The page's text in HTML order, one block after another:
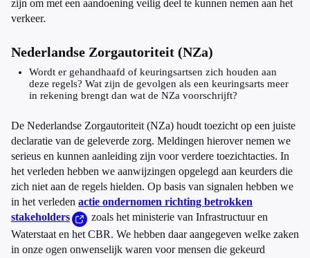
zijn om met een aandoening veilig deel te kunnen nemen aan het
verkeer.
Nederlandse Zorgautoriteit (NZa)
Wordt er gehandhaafd of keuringsartsen zich houden aan
deze regels? Wat zijn de gevolgen als een keuringsarts meer
in rekening brengt dan wat de NZa voorschrijft?
De Nederlandse Zorgautoriteit (NZa) houdt toezicht op een juiste
declaratie van de geleverde zorg. Meldingen hierover nemen we
serieus en kunnen aanleiding zijn voor verdere toezichtacties. In
het verleden hebben we aanwijzingen opgelegd aan keurders die
zich niet aan de regels hielden. Op basis van signalen hebben we
in het verleden actie ondernomen richting betrokken
stakeholders
zoals het ministerie van Infrastructuur en
Waterstaat en het CBR. We hebben daar aangegeven welke zaken
in onze ogen onwenselijk waren voor mensen die gekeurd